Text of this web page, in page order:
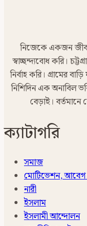
নিজেকে একজন
স্বাচ্ছন্দ্যবোধ করি।
নির্বাহ করি। গ্রামের
নিশিদিন এক অনাবিল
বেড়াই।
ক্যাটাগরি
সমাজ
মোটিভেশন, আবেগ
নারী
ইসলাম
ইসলামী আন্দোলন